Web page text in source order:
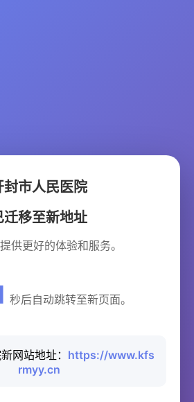
封市人民医院
迁移至新地址
供更好的体验和服务。
秒后自动跳转至新页面。
网站地址： https://www.kfs
rmyy.cn